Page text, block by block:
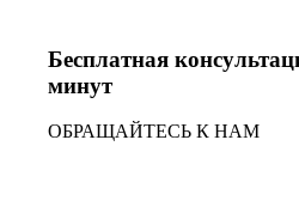
Бесплатная
минут
ОБРАЩАЙТЕСЬ К НАМ